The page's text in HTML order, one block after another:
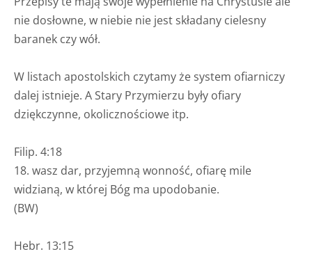
nie dosłowne, w niebie nie jest składany cielesny
baranek czy wół.
W listach apostolskich czytamy że system ofiarniczy
dalej istnieje. A Stary Przymierzu były ofiary
dziękczynne, okolicznościowe itp.
Filip. 4:18
18. wasz dar, przyjemną wonność, ofiarę mile
widzianą, w której Bóg ma upodobanie.
(BW)
Hebr. 13:15